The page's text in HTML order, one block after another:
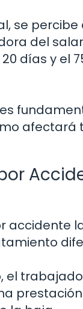
se percibe
del
días y el
afectará
accidente
el